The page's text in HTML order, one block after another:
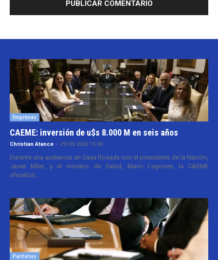
Empresas
CAEME: inversión de u$s 8.000 M en seis años
Christian Atance - 29/05/2026 15:00
Durante una audiencia en Casa Rosada con el presidente de la Nación,
Javier Milei, y el ministro de Salud, Mario Lugones, la CAEME
oficializó...
Paritarias